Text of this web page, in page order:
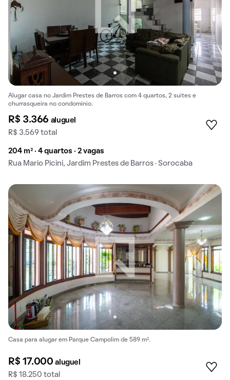
Alugar casa no Jardim Prestes de Barros com 4 quartos, 2 suítes e
churrasqueira no condomínio.
R$ 3.366 aluguel
R$ 3.569 total
204 m² · 4 quartos · 2 vagas
Rua Mario Picini, Jardim Prestes de Barros · Sorocaba
Casa para alugar em Parque Campolim de 589 m².
R$ 17.000aluguel
R$ 18.250 total